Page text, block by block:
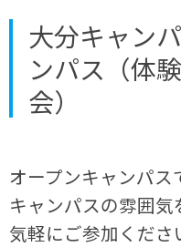
大分キャン
ンパス（体
会）
オープンキャンパ
キャンパスの雰囲
気軽にご参加くださ